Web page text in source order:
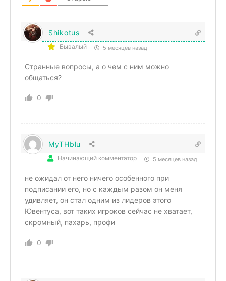
Shikotus
Бывалый 5 месяцев назад
Странные вопросы, а о чем с ним можно
общаться?
0
MyTHblu
Начинающий комментатор 5 месяцев назад
не ожидал от него ничего особенного при
подписании его, но с каждым разом он меня
удивляет, он стал одним из лидеров этого
Ювентуса, вот таких игроков сейчас не хватает,
скромный, пахарь, профи
0